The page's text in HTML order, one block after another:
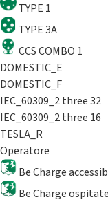
TYPE 1
TYPE 3A
CCS COMBO 1
DOMESTIC_E
DOMESTIC_F
IEC_60309_2 three 32
IEC_60309_2 three 16
TESLA_R
Operatore
Be Charge
Be Charge